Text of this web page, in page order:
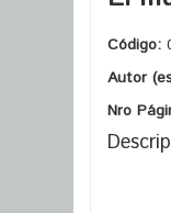
Código:
Autor
Nro